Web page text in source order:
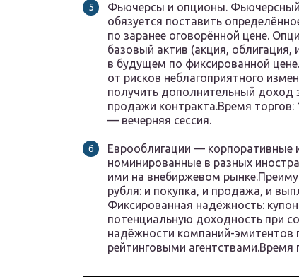
Фьючерсы и опционы.
обязуется поставить
по заранее оговорённой цене.
базовый актив (акция,
в будущем по фиксированной
от рисков неблагоприятного
получить дополнительный доход
продажи контракта.Время
— вечерняя сессия.
Еврооблигации — корпоративные
номинированные в разных
ими на внебиржевом
рубля: и покупка, и продажа, и
Фиксированная надёжность:
потенциальную доходность при
надёжности компаний-
рейтинговыми